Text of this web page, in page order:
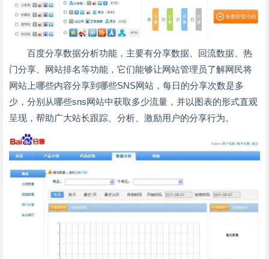
百度分享数据分析功能，主要有分享数据、回流数据、热
门分享、网站排名等功能，它们能够让网站管理员了解网民将
网站上哪些内容分享到哪些SNS网站，每日的分享次数是多
少，分别从哪些sns网站中获取多少流量，并以图表的形式直观
呈现，帮助广大站长跟踪、分析、激励用户的分享行为。